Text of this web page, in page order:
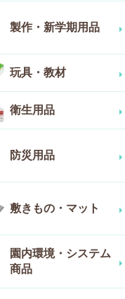
製作・新学期用品
玩具・教材
衛生用品
防災用品
敷きもの・マット
園内環境・システム
商品